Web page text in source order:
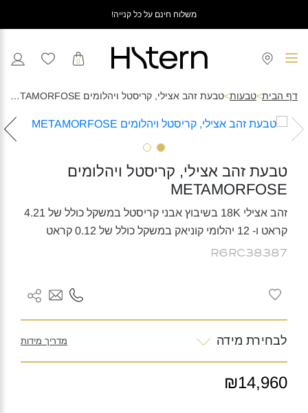
משלוח חינם על כל קנייה!
0
דף הבית>טבעות> טבעת זהב אצילי, קריסטל ויהלומים METAMORFOSE
טבעת זהב אצילי, קריסטל ויהלומים
METAMORFOSE
זהב אצילי 18K בשיבוץ אבני קריסטל במשקל כולל של 4.21
קראט ו- 12 יהלומי קוניאק במשקל כולל של 0.12 קראט
R6RC38387
לבחירת מידה מדריך מידות
₪14,960